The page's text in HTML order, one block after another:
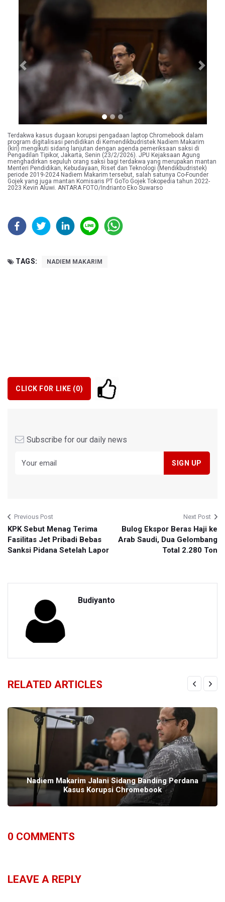
Previous Next
Terdakwa kasus dugaan korupsi pengadaan laptop Chromebook dalam
program digitalisasi pendidikan di Kemendikbudristek Nadiem Makarim
(kiri) mengikuti sidang lanjutan dengan agenda pemeriksaan saksi di
Pengadilan Tipikor, Jakarta, Senin (23/2/2026). JPU Kejaksaan Agung
menghadirkan sepuluh orang saksi bagi terdakwa yang merupakan mantan
Menteri Pendidikan, Kebudayaan, Riset dan Teknologi (Mendikbudristek)
periode 2019-2024 Nadiem Makarim tersebut, salah satunya Co-Founder
Gojek yang juga mantan Komisaris PT GoTo Gojek Tokopedia tahun 2022-
2023 Kevin Aluwi. ANTARA FOTO/Indrianto Eko Suwarso
TAGS: NADIEM MAKARIM
CLICK FOR LIKE (0)
Subscribe for our daily news
Previous Post
KPK Sebut Menag Terima
Fasilitas Jet Pribadi Bebas
Sanksi Pidana Setelah Lapor
Next Post
Bulog Ekspor Beras Haji ke
Arab Saudi, Dua Gelombang
Total 2.280 Ton
Budiyanto
RELATED ARTICLES
Nadiem Makarim Jalani Sidang Banding Perdana
Kasus Korupsi Chromebook
0 COMMENTS
LEAVE A REPLY